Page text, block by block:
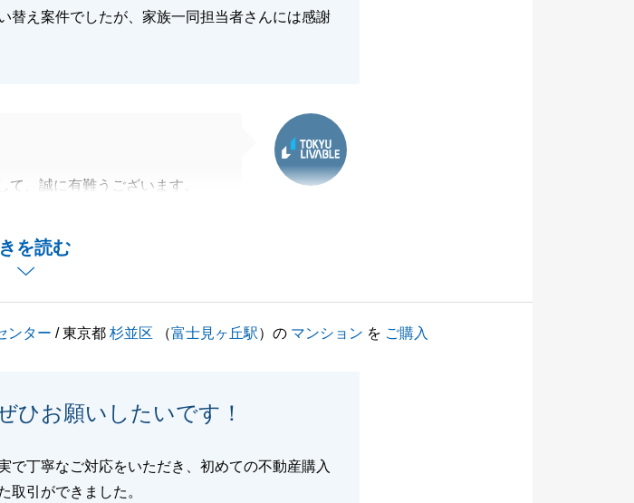
替え案件でしたが、家族一同担当者さんには感謝
を読む
て、誠に有難うございます。
応頂けたことでスムーズにお
ンター / 東京都杉並区 （富士見ヶ丘駅）の マンション を ご購入
ひお願いしたいです！
で丁寧なご対応をいただき、初めての不動産購入
取引ができました。